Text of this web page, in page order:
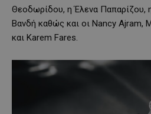
Θεοδωρίδου, η Έλενα Παπαρίζου,
Βανδή καθώς και οι Nancy Ajram,
και Karem Fares.